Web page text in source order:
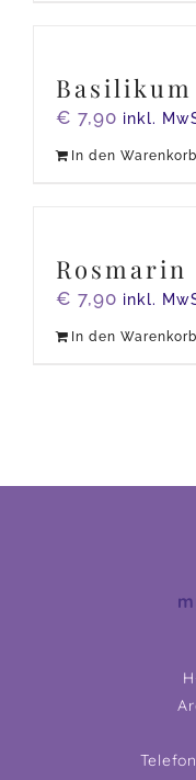
Basilikum
€ 7,90 inkl.
In den Warenkorb
Rosmarin
€ 7,90 inkl.
In den Warenkorb